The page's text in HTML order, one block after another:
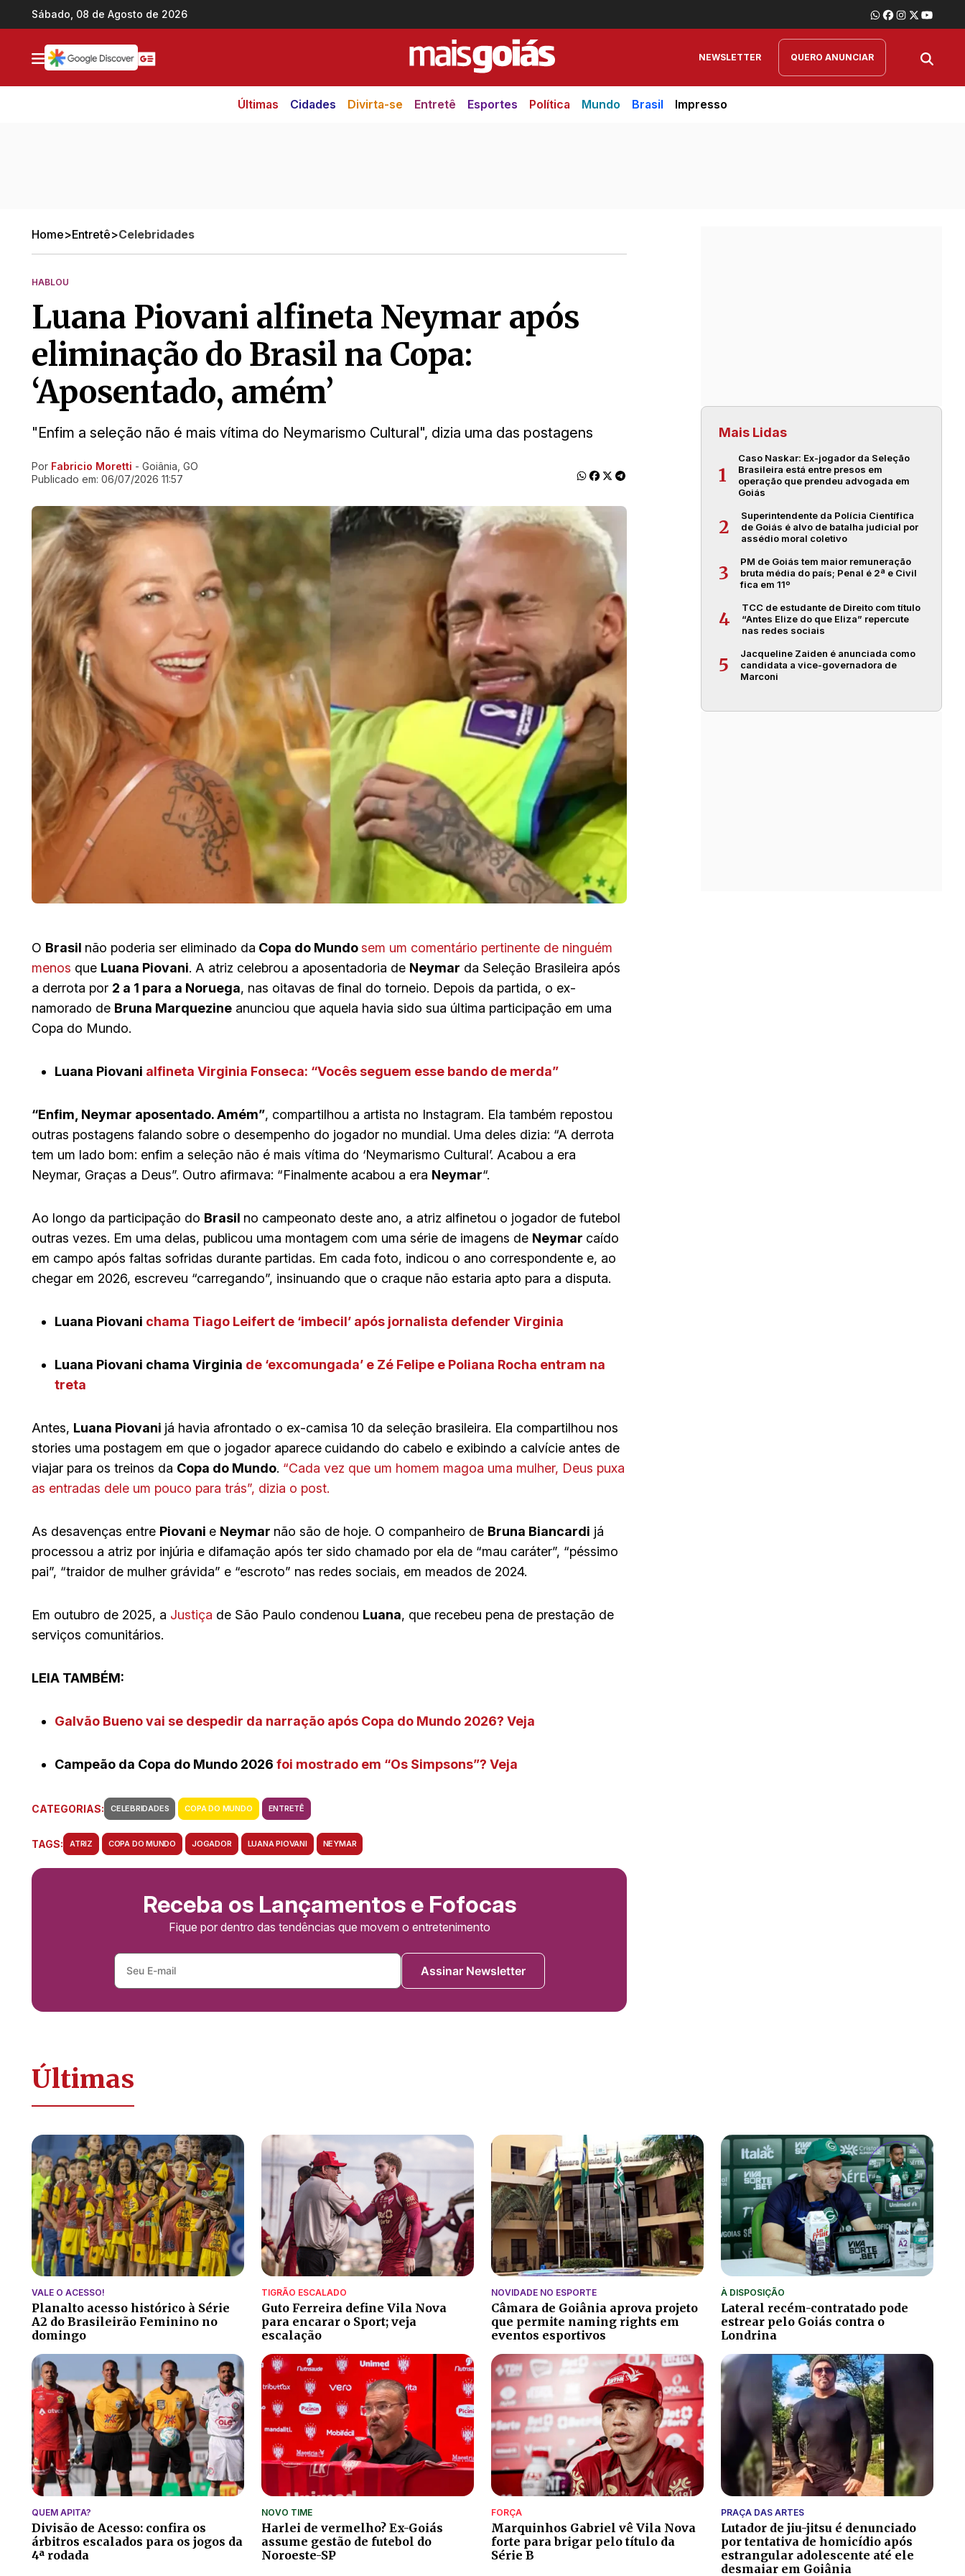
Ir direto pro conteúdo
Sábado, 08 de Agosto de 2026
NEWSLETTER QUERO ANUNCIAR
Últimas Cidades Divirta-se Entretê Esportes Política Mundo Brasil Impresso
Home>Entretê>Celebridades
HABLOU
Luana Piovani alfineta Neymar após
eliminação do Brasil na Copa:
‘Aposentado, amém’
"Enfim a seleção não é mais vítima do Neymarismo Cultural", dizia uma das postagens
Ir direto pra matéria
Por Fabricio Moretti - Goiânia, GO
Publicado em: 06/07/2026 11:57
O Brasil não poderia ser eliminado da Copa do Mundosem um comentário pertinente de ninguém
menos que Luana Piovani. A atriz celebrou a aposentadoria de Neymar da Seleção Brasileira após
a derrota por 2 a 1 para a Noruega, nas oitavas de final do torneio. Depois da partida, o ex-
namorado de Bruna Marquezine anunciou que aquela havia sido sua última participação em uma
Copa do Mundo.
Luana Piovani alfineta Virginia Fonseca: “Vocês seguem esse bando de merda”
“Enfim, Neymar aposentado. Amém”, compartilhou a artista no Instagram. Ela também repostou
outras postagens falando sobre o desempenho do jogador no mundial. Uma deles dizia: “A derrota
tem um lado bom: enfim a seleção não é mais vítima do ‘Neymarismo Cultural’. Acabou a era
Neymar, Graças a Deus”. Outro afirmava: “Finalmente acabou a era Neymar“.
Ao longo da participação do Brasil no campeonato deste ano, a atriz alfinetou o jogador de futebol
outras vezes. Em uma delas, publicou uma montagem com uma série de imagens de Neymar caído
em campo após faltas sofridas durante partidas. Em cada foto, indicou o ano correspondente e, ao
chegar em 2026, escreveu “carregando”, insinuando que o craque não estaria apto para a disputa.
Luana Piovani chama Tiago Leifert de ‘imbecil’ após jornalista defender Virginia
Luana Piovani chama Virginia de ‘excomungada’ e Zé Felipe e Poliana Rocha entram na
treta
Antes, Luana Piovani já havia afrontado o ex-camisa 10 da seleção brasileira. Ela compartilhou nos
stories uma postagem em que o jogador aparece cuidando do cabelo e exibindo a calvície antes de
viajar para os treinos da Copa do Mundo. “Cada vez que um homem magoa uma mulher, Deus puxa
as entradas dele um pouco para trás”, dizia o post.
As desavenças entre Piovani e Neymar não são de hoje. O companheiro de Bruna Biancardi já
processou a atriz por injúria e difamação após ter sido chamado por ela de “mau caráter”, “péssimo
pai”, “traidor de mulher grávida” e “escroto” nas redes sociais, em meados de 2024.
Em outubro de 2025, a Justiça de São Paulo condenou Luana, que recebeu pena de prestação de
serviços comunitários.
LEIA TAMBÉM:
Galvão Bueno vai se despedir da narração após Copa do Mundo 2026? Veja
Campeão da Copa do Mundo 2026 foi mostrado em “Os Simpsons”? Veja
CATEGORIAS: CELEBRIDADES COPA DO MUNDO ENTRETÊ
TAGS: ATRIZ COPA DO MUNDO JOGADOR LUANA PIOVANI NEYMAR
Receba os Lançamentos e Fofocas
Fique por dentro das tendências que movem o entretenimento
Assinar Newsletter
Mais Lidas
1
Caso Naskar: Ex-jogador da Seleção
Brasileira está entre presos em
operação que prendeu advogada em
Goiás
2
Superintendente da Polícia Científica
de Goiás é alvo de batalha judicial por
assédio moral coletivo
3
PM de Goiás tem maior remuneração
bruta média do país; Penal é 2ª e Civil
fica em 11º
4
TCC de estudante de Direito com título
“Antes Elize do que Eliza” repercute
nas redes sociais
5
Jacqueline Zaiden é anunciada como
candidata a vice-governadora de
Marconi
Últimas
VALE O ACESSO!
Planalto acesso histórico à Série
A2 do Brasileirão Feminino no
domingo
TIGRÃO ESCALADO
Guto Ferreira define Vila Nova
para encarar o Sport; veja
escalação
NOVIDADE NO ESPORTE
Câmara de Goiânia aprova projeto
que permite naming rights em
eventos esportivos
À DISPOSIÇÃO
Lateral recém-contratado pode
estrear pelo Goiás contra o
Londrina
QUEM APITA?
Divisão de Acesso: confira os
árbitros escalados para os jogos da
4ª rodada
NOVO TIME
Harlei de vermelho? Ex-Goiás
assume gestão de futebol do
Noroeste-SP
FORÇA
Marquinhos Gabriel vê Vila Nova
forte para brigar pelo título da
Série B
PRAÇA DAS ARTES
Lutador de jiu-jitsu é denunciado
por tentativa de homicídio após
estrangular adolescente até ele
desmaiar em Goiânia